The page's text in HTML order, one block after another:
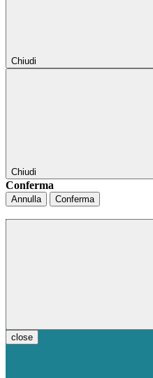
Chiudi
Chiudi
Conferma
Annulla Conferma
close